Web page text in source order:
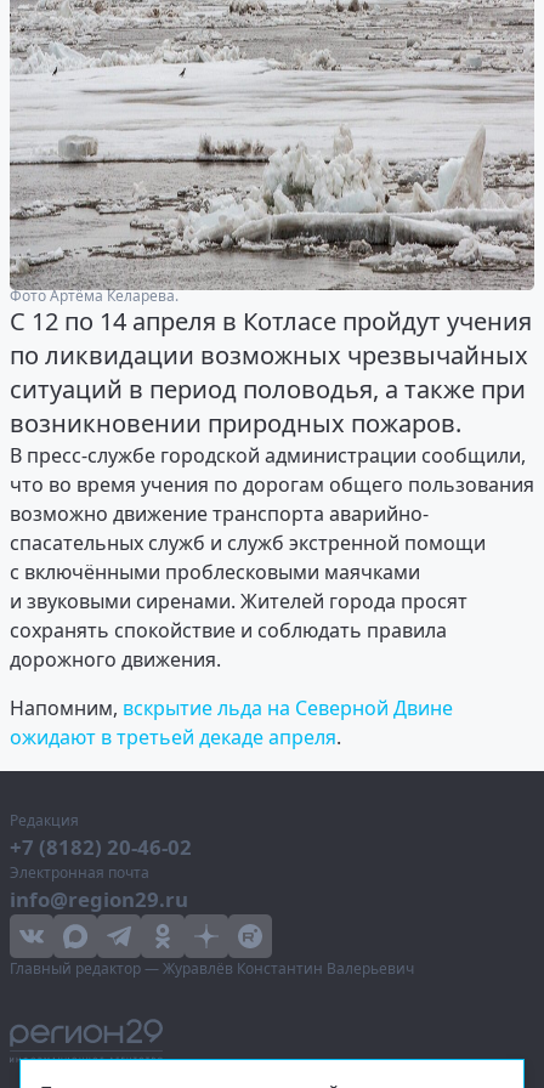
Фото Артёма Келарева.
С 12 по 14 апреля в Котласе пройдут учения
по ликвидации возможных чрезвычайных
ситуаций в период половодья, а также при
возникновении природных пожаров.
В пресс-службе городской администрации сообщили,
что во время учения по дорогам общего пользования
возможно движение транспорта аварийно-
спасательных служб и служб экстренной помощи
с включёнными проблесковыми маячками
и звуковыми сиренами. Жителей города просят
сохранять спокойствие и соблюдать правила
дорожного движения.
Напомним, вскрытие льда на Северной Двине
ожидают в третьей декаде апреля.
Редакция
+7 (8182) 20-46-02
Электронная почта
info@region29.ru
Главный редактор — Журавлёв Константин Валерьевич